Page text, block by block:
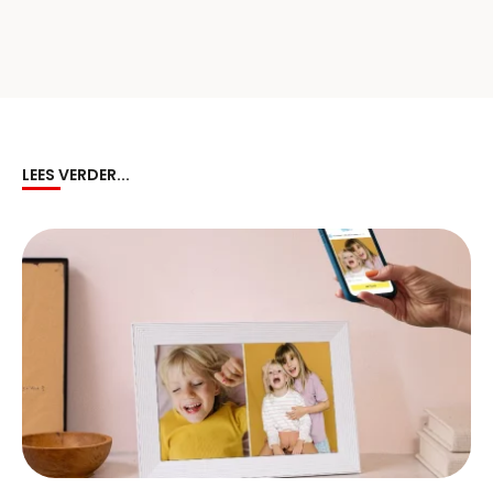
LEES VERDER...